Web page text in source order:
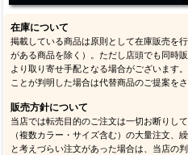
在庫について
掲載している商品は原則として在庫販売を
がある商品を除く）。ただし店頭でも同時
より取り寄せ手配となる場合がございます
ことが判明した場合は代替商品のご提案を
販売方針について
当店では転売目的のご注文は一切お断りし
（複数カラー・サイズ含む）の大量注文、
と考えづらい注文があった場合は、当店の